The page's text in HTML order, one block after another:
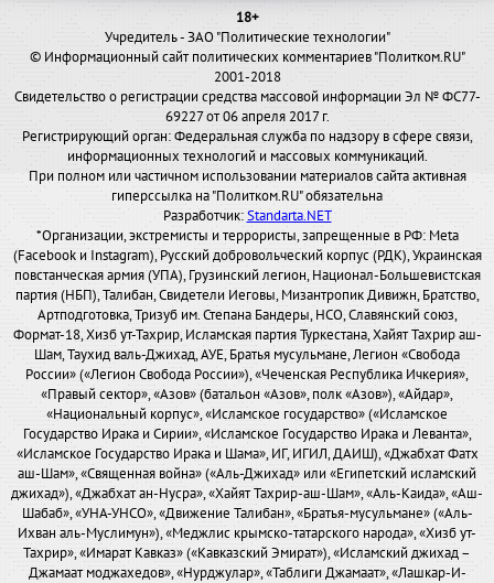
18+
Учредитель - ЗАО "Политические технологии"
© Информационный сайт политических комментариев "Политком.RU"
2001-2018
Свидетельство о регистрации средства массовой информации Эл № ФС77-
69227 от 06 апреля 2017 г.
Регистрирующий орган: Федеральная служба по надзору в сфере связи,
информационных технологий и массовых коммуникаций.
При полном или частичном использовании материалов сайта активная
гиперссылка на "Политком.RU" обязательна
Разработчик:Standarta.NET
*Организации, экстремисты и террористы, запрещенные в РФ: Meta
(Facebook и Instagram), Русский добровольческий корпус (РДК), Украинская
повстанческая армия (УПА), Грузинский легион, Национал-Большевистская
партия (НБП), Талибан, Свидетели Иеговы, Мизантропик Дивижн, Братство,
Артподготовка, Тризуб им. Степана Бандеры, НСО, Славянский союз,
Формат-18, Хизб ут-Тахрир, Исламская партия Туркестана, Хайят Тахрир аш-
Шам, Таухид валь-Джихад, АУЕ, Братья мусульмане, Легион «Свобода
России» («Легион Свобода России»), «Чеченская Республика Ичкерия»,
«Правый сектор», «Азов» (батальон «Азов», полк «Азов»), «Айдар»,
«Национальный корпус», «Исламское государство» («Исламское
Государство Ирака и Сирии», «Исламское Государство Ирака и Леванта»,
«Исламское Государство Ирака и Шама», ИГ, ИГИЛ, ДАИШ), «Джабхат Фатх
аш-Шам», «Священная война» («Аль-Джихад» или «Египетский исламский
джихад»), «Джабхат ан-Нусра», «Хайят Тахрир-аш-Шам», «Аль-Каида», «Аш-
Шабаб», «УНА-УНСО», «Движение Талибан», «Братья-мусульмане» («Аль-
Ихван аль-Муслимун»), «Меджлис крымско-татарского народа», «Хизб ут-
Тахрир», «Имарат Кавказ» («Кавказский Эмират»), «Исламский джихад –
Джамаат моджахедов», «Нурджулар», «Таблиги Джамаат», «Лашкар-И-